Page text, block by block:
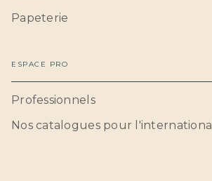
Papeterie
ESPACE PRO
Professionnels
Nos catalogues pour l'international